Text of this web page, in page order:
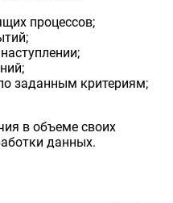
процессов;
заданным критериям;
в объеме своих
данных.